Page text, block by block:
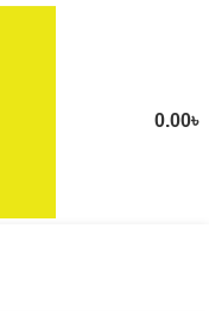
0.00৳